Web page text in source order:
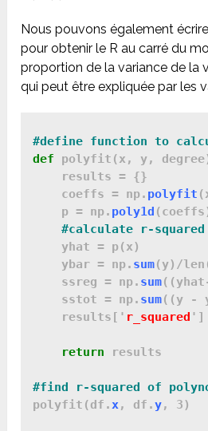
Nous pouvons également
pour obtenir le R au carré du
proportion de la variance de la
qui peut être expliquée par les
#define function to
def polyfit(x, y,
    results = {}
    coeffs = np.
polyfit
    p = np.
poly1d
#calculate r-squared
    yhat = p(x)
    ybar = np.
sum(y)/
    ssreg = np.
sum
    sstot = np.
sum((y -
    results['
r_squared ']
return results
polyfit(df. x , df.y, 3)